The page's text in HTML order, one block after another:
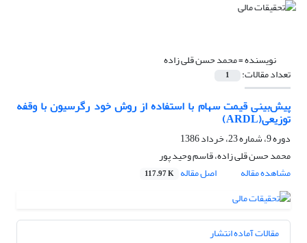
نویسنده =محمد حسن قلی زاده
تعداد مقالات: 1
پیش‌بینی قیمت سهام با استفاده از روش خود رگرسیون با وقفه
توزیعی(ARDL)
دوره 9، شماره 23، خرداد 1386
محمد حسن قلی زاده، قاسم وحید پور
مشاهده مقاله
اصل مقاله 117.97 K
مقالات آماده انتشار